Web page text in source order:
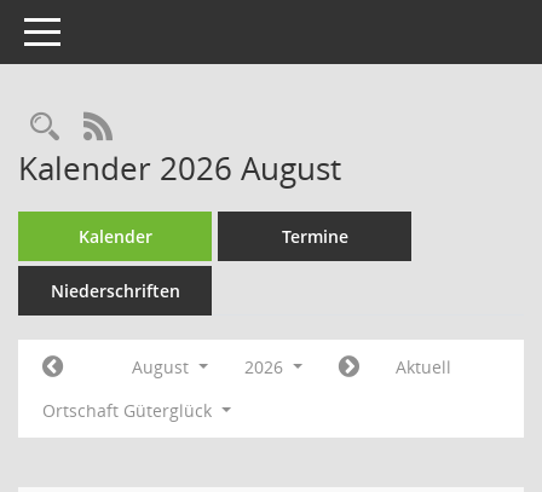
Toggle navigation
Rechercheauswahl
RSS-Feed
Kalender 2026 August
Kalender Termine
Niederschriften
August 2026
Aktuell
Ortschaft Güterglück